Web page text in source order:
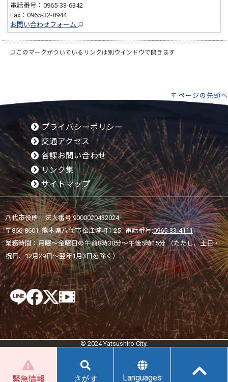
電話番号：0965-33-6342
Fax：0965-32-8944
お問い合わせフォーム
このマークがついているリンクは別ウインドウで開きます
ページの先頭へ
プライバシーポリシー
交通アクセス
各課お問い合わせ
リンク集
サイトマップ
八代市役所 法人番号 9000020432024
〒866-8601 熊本県八代市松江城町1-25 電話番号:0965-33-4111
業務時間：月曜～金曜日の午前8時30分～午後5時15分 （ただし、土日・
祝日、12月29日～翌年1月3日を除く）
© 2024 Yatsushiro City.
緊急情報 さがす Languages